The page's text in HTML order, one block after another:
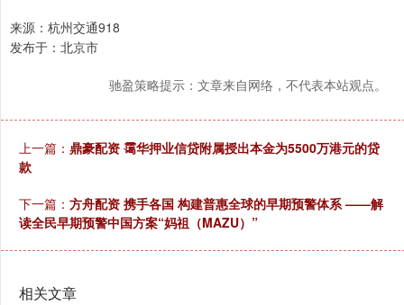
来源：杭州交通918
发布于：北京市
驰盈策略提示：文章来自网络，不代表本站观点。
上一篇： 鼎豪配资 霭华押业信贷附属授出本金为5500万港元的贷
款
下一篇： 方舟配资 携手各国 构建普惠全球的早期预警体系 ——解
读全民早期预警中国方案“妈祖（MAZU）”
相关文章